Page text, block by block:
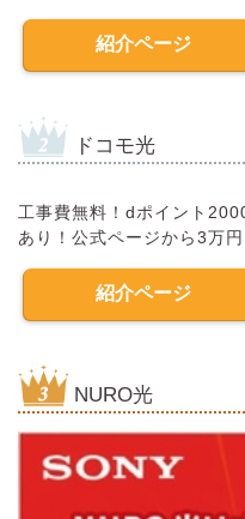
紹介ページ
ドコモ光
工事費無料！dポイント
あり！公式ページから3万円
紹介ページ
NURO光